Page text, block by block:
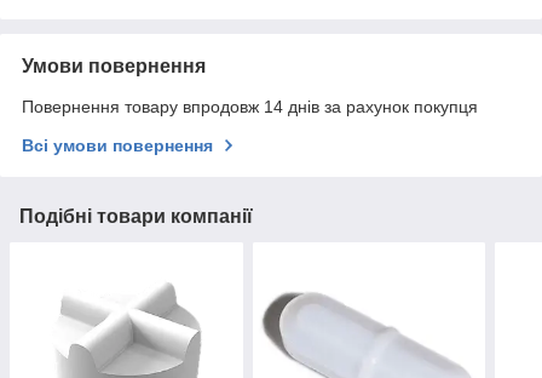
Умови повернення
Повернення товару впродовж 14 днів за рахунок покупця
Всі умови повернення
Подібні товари компанії